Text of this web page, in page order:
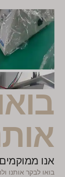
אנו
בואו לבקר אותנו